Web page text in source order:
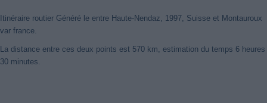
Itinéraire routier Généré le entre Haute-Nendaz, 1997, Suisse et Montauroux
var france.
La distance entre ces deux points est 570 km, estimation du temps 6 heures
30 minutes.
Nouveaux itinéraires trouvés